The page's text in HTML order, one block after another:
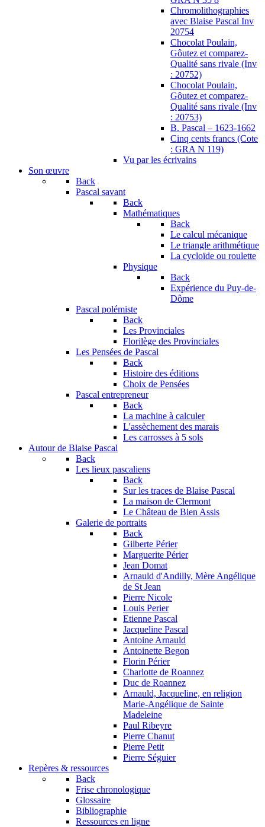
Chromolithographies
avec Blaise Pascal Inv
20754
Chocolat Poulain,
Gôutez et comparez-
Qualité sans rivale (Inv
: 20752)
Chocolat Poulain,
Gôutez et comparez-
Qualité sans rivale (Inv
: 20753)
B. Pascal – 1623-1662
Cinq cents francs (Cote
: GRA N 119)
Vu par les écrivains
Son œuvre
Back
Pascal savant
Back
Mathématiques
Back
Le calcul mécanique
Le triangle arithmétique
La cycloïde ou roulette
Physique
Back
Expérience du Puy-de-
Dôme
Pascal polémiste
Back
Les Provinciales
Florilège des Provinciales
Les Pensées de Pascal
Back
Histoire des éditions
Choix de Pensées
Pascal entrepreneur
Back
La machine à calculer
L'assèchement des marais
Les carrosses à 5 sols
Autour de Blaise Pascal
Back
Les lieux pascaliens
Back
Sur les traces de Blaise Pascal
La maison de Clermont
Le Château de Bien Assis
Galerie de portraits
Back
Gilberte Périer
Marguerite Périer
Jean Domat
Arnauld d'Andilly, Mère Angélique
de St Jean
Pierre Nicole
Louis Perier
Etienne Pascal
Jacqueline Pascal
Antoine Arnauld
Antoinette Begon
Florin Périer
Charlotte de Roannez
Duc de Roannez
Arnauld, Jacqueline, en religion
Marie-Angélique de Sainte
Madeleine
Paul Ribeyre
Pierre Chanut
Pierre Petit
Pierre Séguier
Repères & ressources
Back
Frise chronologique
Glossaire
Bibliographie
Ressources en ligne